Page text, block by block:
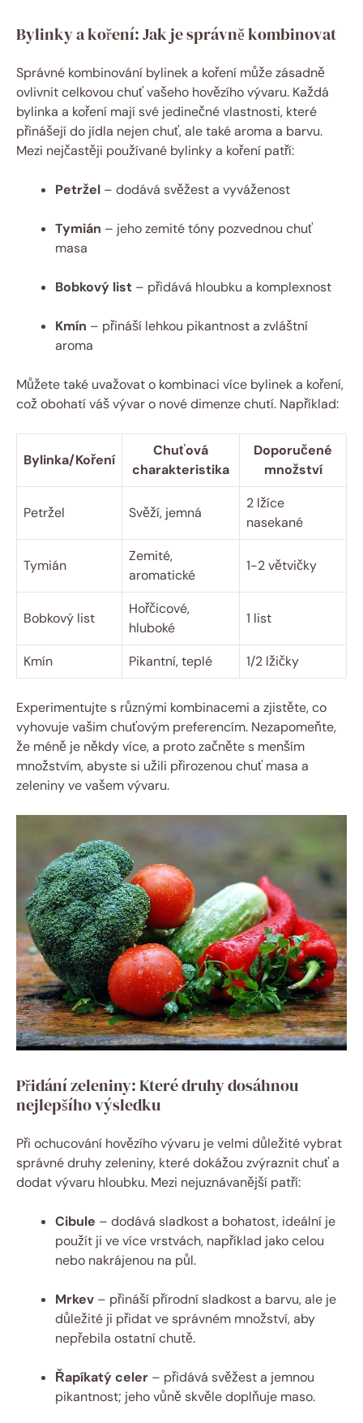
Bylinky a koření: Jak je správně kombinovat
Správné kombinování bylinek a koření může zásadně
ovlivnit celkovou chuť vašeho hovězího vývaru. Každá
bylinka a koření mají své jedinečné vlastnosti, které
přinášejí do jídla nejen chuť, ale také aroma a barvu.
Mezi nejčastěji používané bylinky a koření patří:
Petržel – dodává svěžest a vyváženost
Tymián – jeho zemité tóny pozvednou chuť
masa
Bobkový list – přidává hloubku a komplexnost
Kmín – přináší lehkou pikantnost a zvláštní
aroma
Můžete také uvažovat o kombinaci více bylinek a koření,
což obohatí váš vývar o nové dimenze chutí. Například:
Bylinka/Koření
Chuťová
charakteristika
Doporučené
množství
Petržel Svěží, jemná
2 lžíce
nasekané
Tymián
Zemité,
aromatické
1-2 větvičky
Bobkový list
Hořčicové,
hluboké
1 list
Kmín Pikantní, teplé 1/2 lžičky
Experimentujte s různými kombinacemi a zjistěte, co
vyhovuje vašim chuťovým preferencím. Nezapomeňte,
že méně je někdy více, a proto začněte s menším
množstvím, abyste si užili přirozenou chuť masa a
zeleniny ve vašem vývaru.
Přidání zeleniny: Které druhy dosáhnou
nejlepšího výsledku
Při ochucování hovězího vývaru je velmi důležité vybrat
správné druhy zeleniny, které dokážou zvýraznit chuť a
dodat vývaru hloubku. Mezi nejuznávanější patří:
Cibule – dodává sladkost a bohatost, ideální je
použít ji ve více vrstvách, například jako celou
nebo nakrájenou na půl.
Mrkev – přináší přírodní sladkost a barvu, ale je
důležité ji přidat ve správném množství, aby
nepřebila ostatní chutě.
Řapíkatý celer – přidává svěžest a jemnou
pikantnost; jeho vůně skvěle doplňuje maso.